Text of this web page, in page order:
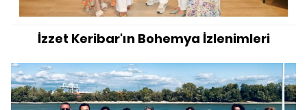
İzzet Keribar'ın Bohemya İzlenimleri